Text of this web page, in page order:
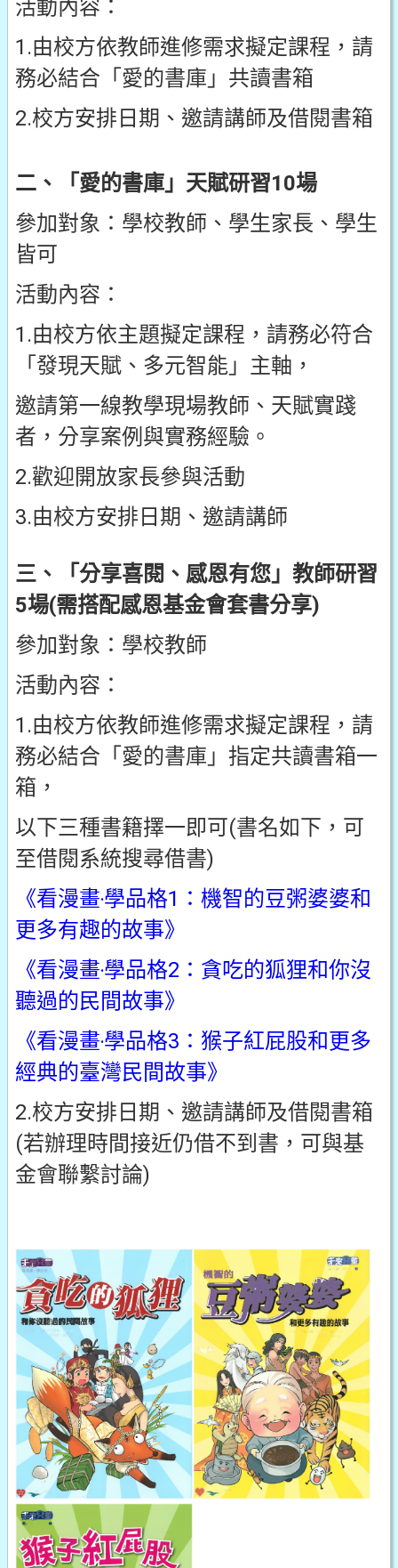
活動內容：
1.由校方依教師進修需求擬定課程，請
務必結合「愛的書庫」共讀書箱
2.校方安排日期、邀請講師及借閱書箱
二、「愛的書庫」天賦研習10場
參加對象：學校教師、學生家長、學生
皆可
活動內容：
1.由校方依主題擬定課程，請務必符合
「發現天賦、多元智能」主軸，
邀請第一線教學現場教師、天賦實踐
者，分享案例與實務經驗。
2.歡迎開放家長參與活動
3.由校方安排日期、邀請講師
三、「分享喜閱、感恩有您」教師研習
5場(需搭配感恩基金會套書分享)
參加對象：學校教師
活動內容：
1.由校方依教師進修需求擬定課程，請
務必結合「愛的書庫」指定共讀書箱一
箱，
以下三種書籍擇一即可(書名如下，可
至借閱系統搜尋借書)
《看漫畫‧學品格1：機智的豆粥婆婆和
更多有趣的故事》
《看漫畫‧學品格2：貪吃的狐狸和你沒
聽過的民間故事》
《看漫畫‧學品格3：猴子紅屁股和更多
經典的臺灣民間故事》
2.校方安排日期、邀請講師及借閱書箱
(若辦理時間接近仍借不到書，可與基
金會聯繫討論)